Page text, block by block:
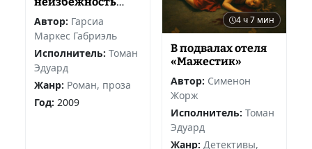
смерти
Автор: Гарсиа
Маркес Габриэль
Исполнитель: Томан
Эдуард
Жанр: Роман, проза
Год: 2009
4 ч 7 мин
В подвалах отеля
«Мажестик»
Автор: Сименон
Жорж
Исполнитель: Томан
Эдуард
Жанр: Детективы,